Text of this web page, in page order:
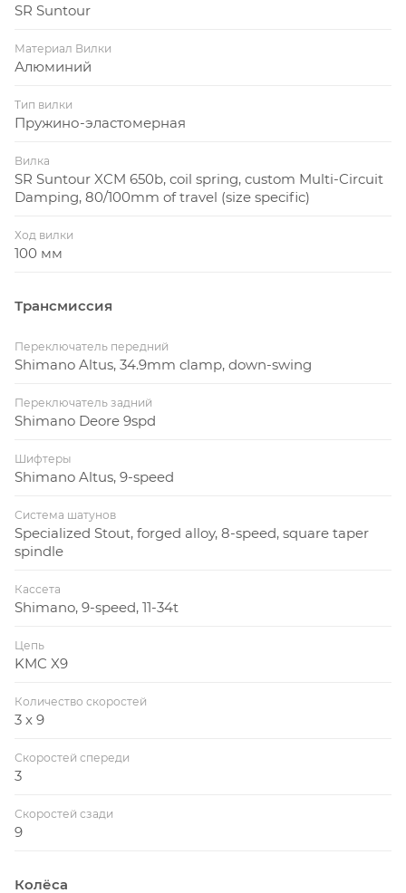
SR Suntour
Материал Вилки
Алюминий
Тип вилки
Пружино-эластомерная
Вилка
SR Suntour XCM 650b, coil spring, custom Multi-Circuit
Damping, 80/100mm of travel (size specific)
Ход вилки
100 мм
Трансмиссия
Переключатель передний
Shimano Altus, 34.9mm clamp, down-swing
Переключатель задний
Shimano Deore 9spd
Шифтеры
Shimano Altus, 9-speed
Система шатунов
Specialized Stout, forged alloy, 8-speed, square taper
spindle
Кассета
Shimano, 9-speed, 11-34t
Цепь
KMC X9
Количество скоростей
3 x 9
Скоростей спереди
3
Скоростей сзади
9
Колёса